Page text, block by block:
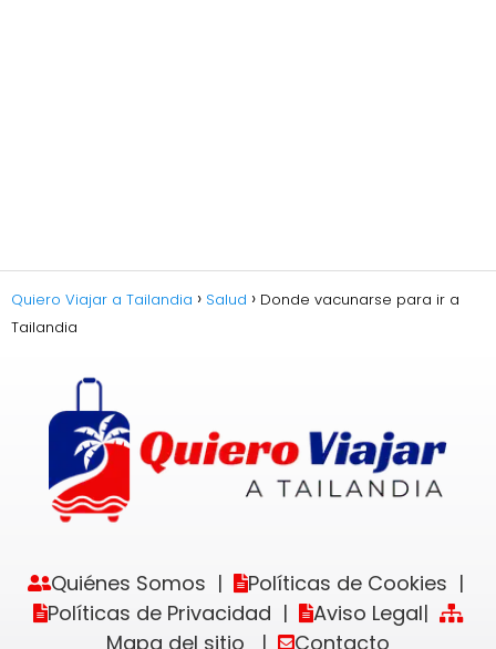
Quiero Viajar a Tailandia Salud
Donde vacunarse para ir a
Tailandia
Quiénes Somos Políticas de Cookies
Políticas de Privacidad Aviso Legal
Mapa del sitio Contacto